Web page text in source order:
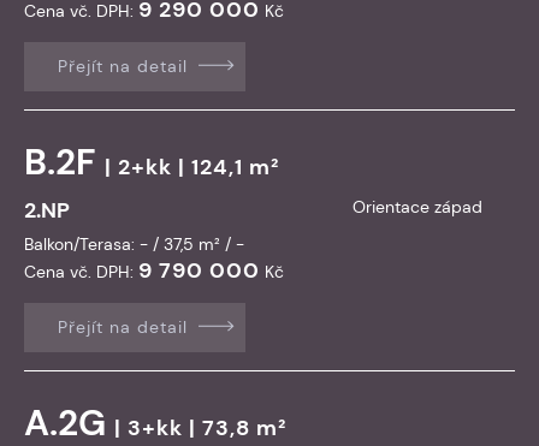
Cena vč. DPH: 9 290 000 Kč
Přejít na detail
B.2F | 2+kk | 124,1 m²
2.NP
Orientace západ
Balkon/Terasa: - / 37,5 m² / -
Cena vč. DPH: 9 790 000 Kč
Přejít na detail
A.2G | 3+kk | 73,8 m²